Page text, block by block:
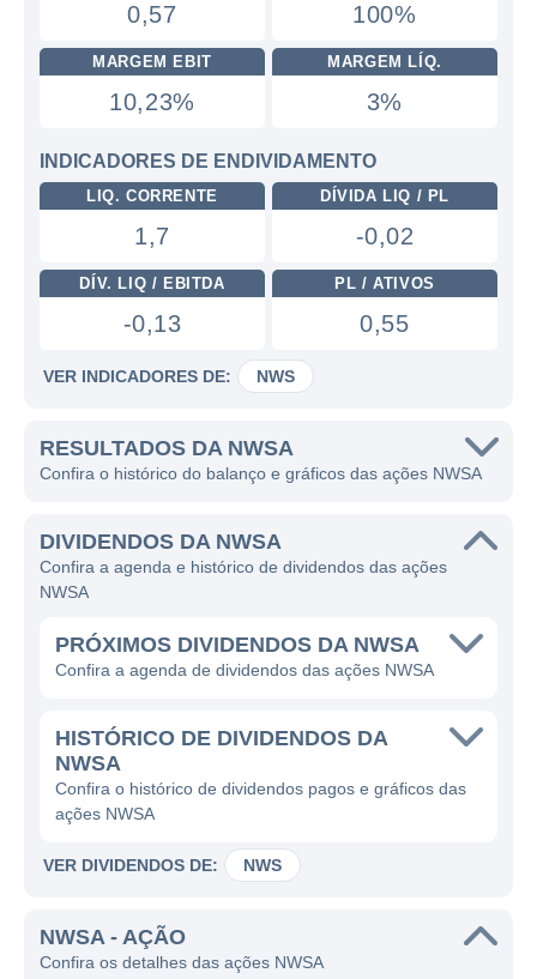
0,57 100%
MARGEM EBIT
10,23%
MARGEM LÍQ.
3%
INDICADORES DE ENDIVIDAMENTO
LIQ. CORRENTE
1,7
DÍVIDA LIQ / PL
-0,02
DÍV. LIQ / EBITDA
-0,13
PL / ATIVOS
0,55
VER INDICADORES DE: NWS
RESULTADOS DA NWSA
Confira o histórico do balanço e gráficos das ações NWSA
DIVIDENDOS DA NWSA
Confira a agenda e histórico de dividendos das ações
NWSA
PRÓXIMOS DIVIDENDOS DA NWSA
Confira a agenda de dividendos das ações NWSA
HISTÓRICO DE DIVIDENDOS DA
NWSA
Confira o histórico de dividendos pagos e gráficos das
ações NWSA
VER DIVIDENDOS DE: NWS
NWSA - AÇÃO
Confira os detalhes das ações NWSA